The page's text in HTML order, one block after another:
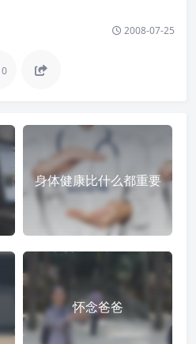
2008-07-25
0
身体健康比什么都重要
怀念爸爸